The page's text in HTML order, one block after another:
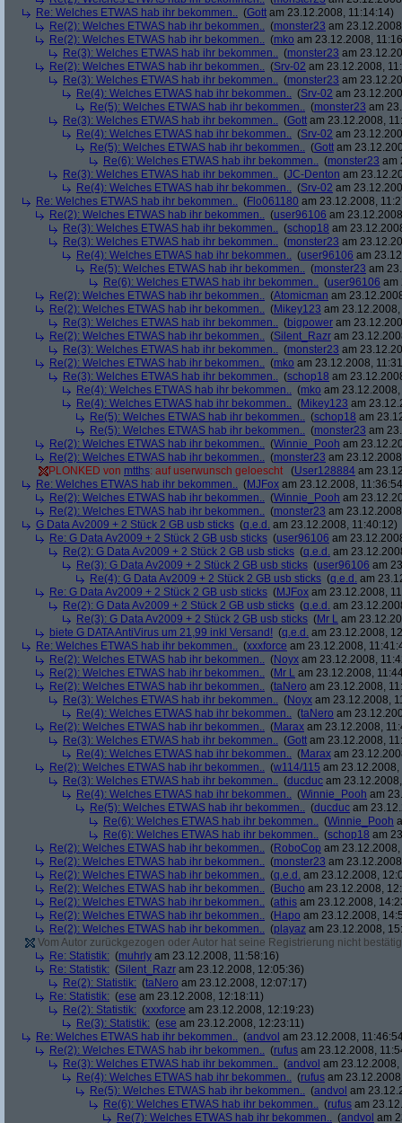
Re: Welches ETWAS hab ihr bekommen.. (Gott am 23.12.2008, 11:14:14)
Re(2): Welches ETWAS hab ihr bekommen.. (monster23 am
Re(2): Welches ETWAS hab ihr bekommen.. (mko am 23.12.2008,
Re(3): Welches ETWAS hab ihr bekommen.. (monster23 am
Re(2): Welches ETWAS hab ihr bekommen.. (Srv-02 am 23.12.2008,
Re(3): Welches ETWAS hab ihr bekommen.. (monster23 am
Re(4): Welches ETWAS hab ihr bekommen.. (Srv-02 am
Re(5): Welches ETWAS hab ihr bekommen.. (monster23 am
Re(3): Welches ETWAS hab ihr bekommen.. (Gott am 23.12.2008,
Re(4): Welches ETWAS hab ihr bekommen.. (Srv-02 am
Re(5): Welches ETWAS hab ihr bekommen.. (Gott am
Re(6): Welches ETWAS hab ihr bekommen.. (monster23 am
Re(3): Welches ETWAS hab ihr bekommen.. (JC-Denton am
Re(4): Welches ETWAS hab ihr bekommen.. (Srv-02 am
Re: Welches ETWAS hab ihr bekommen.. (Flo061180 am 23.12.2008,
Re(2): Welches ETWAS hab ihr bekommen.. (user96106 am
Re(3): Welches ETWAS hab ihr bekommen.. (schop18 am
Re(3): Welches ETWAS hab ihr bekommen.. (monster23 am
Re(4): Welches ETWAS hab ihr bekommen.. (user96106 am
Re(5): Welches ETWAS hab ihr bekommen.. (monster23 am
Re(6): Welches ETWAS hab ihr bekommen.. (user96106 am
Re(2): Welches ETWAS hab ihr bekommen.. (Atomicman am
Re(2): Welches ETWAS hab ihr bekommen.. (Mikey123 am
Re(3): Welches ETWAS hab ihr bekommen.. (bigpower am
Re(2): Welches ETWAS hab ihr bekommen.. (Silent_Razr am
Re(3): Welches ETWAS hab ihr bekommen.. (monster23 am
Re(2): Welches ETWAS hab ihr bekommen.. (mko am 23.12.2008,
Re(3): Welches ETWAS hab ihr bekommen.. (schop18 am
Re(4): Welches ETWAS hab ihr bekommen.. (mko am
Re(4): Welches ETWAS hab ihr bekommen.. (Mikey123 am
Re(5): Welches ETWAS hab ihr bekommen.. (schop18 am
Re(5): Welches ETWAS hab ihr bekommen.. (monster23 am
Re(2): Welches ETWAS hab ihr bekommen.. (Winnie_Pooh am
Re(2): Welches ETWAS hab ihr bekommen.. (monster23 am
PLONKED von mtths: auf userwunsch geloescht (User128884 am
Re: Welches ETWAS hab ihr bekommen.. (MJFox am 23.12.2008,
Re(2): Welches ETWAS hab ihr bekommen.. (Winnie_Pooh am
Re(2): Welches ETWAS hab ihr bekommen.. (monster23 am
G Data Av2009 + 2 Stück 2 GB usb sticks (q.e.d. am 23.12.2008, 11:40:12)
Re: G Data Av2009 + 2 Stück 2 GB usb sticks (user96106 am
Re(2): G Data Av2009 + 2 Stück 2 GB usb sticks (q.e.d. am
Re(3): G Data Av2009 + 2 Stück 2 GB usb sticks (user96106 am
Re(4): G Data Av2009 + 2 Stück 2 GB usb sticks (q.e.d. am
Re: G Data Av2009 + 2 Stück 2 GB usb sticks (MJFox am 23.12.2008,
Re(2): G Data Av2009 + 2 Stück 2 GB usb sticks (q.e.d. am
Re(3): G Data Av2009 + 2 Stück 2 GB usb sticks (Mr L am
biete G DATA AntiVirus um 21,99 inkl Versand! (q.e.d. am 23.12.2008,
Re: Welches ETWAS hab ihr bekommen.. (xxxforce am 23.12.2008,
Re(2): Welches ETWAS hab ihr bekommen.. (Noyx am 23.12.2008,
Re(2): Welches ETWAS hab ihr bekommen.. (Mr L am 23.12.2008,
Re(2): Welches ETWAS hab ihr bekommen.. (taNero am 23.12.2008,
Re(3): Welches ETWAS hab ihr bekommen.. (Noyx am 23.12.2008,
Re(4): Welches ETWAS hab ihr bekommen.. (taNero am
Re(2): Welches ETWAS hab ihr bekommen.. (Marax am 23.12.2008,
Re(3): Welches ETWAS hab ihr bekommen.. (Gott am 23.12.2008,
Re(4): Welches ETWAS hab ihr bekommen.. (Marax am
Re(2): Welches ETWAS hab ihr bekommen.. (w114/115 am 23.12.2008,
Re(3): Welches ETWAS hab ihr bekommen.. (ducduc am
Re(4): Welches ETWAS hab ihr bekommen.. (Winnie_Pooh am
Re(5): Welches ETWAS hab ihr bekommen.. (ducduc am
Re(6): Welches ETWAS hab ihr bekommen.. (Winnie_Pooh
Re(6): Welches ETWAS hab ihr bekommen.. (schop18 am
Re(2): Welches ETWAS hab ihr bekommen.. (RoboCop am
Re(2): Welches ETWAS hab ihr bekommen.. (monster23 am
Re(2): Welches ETWAS hab ihr bekommen.. (q.e.d. am 23.12.2008,
Re(2): Welches ETWAS hab ihr bekommen.. (Bucho am 23.12.2008,
Re(2): Welches ETWAS hab ihr bekommen.. (athis am 23.12.2008,
Re(2): Welches ETWAS hab ihr bekommen.. (Hapo am 23.12.2008,
Re(2): Welches ETWAS hab ihr bekommen.. (playaz am 23.12.2008,
Vom Autor zurückgezogen oder Autor hat seine Registrierung nicht
Re: Statistik: (muhrly am 23.12.2008, 11:58:16)
Re: Statistik: (Silent_Razr am 23.12.2008, 12:05:36)
Re(2): Statistik: (taNero am 23.12.2008, 12:07:17)
Re: Statistik: (ese am 23.12.2008, 12:18:11)
Re(2): Statistik: (xxxforce am 23.12.2008, 12:19:23)
Re(3): Statistik: (ese am 23.12.2008, 12:23:11)
Re: Welches ETWAS hab ihr bekommen.. (andvol am 23.12.2008,
Re(2): Welches ETWAS hab ihr bekommen.. (rufus am 23.12.2008,
Re(3): Welches ETWAS hab ihr bekommen.. (andvol am
Re(4): Welches ETWAS hab ihr bekommen.. (rufus am
Re(5): Welches ETWAS hab ihr bekommen.. (andvol am
Re(6): Welches ETWAS hab ihr bekommen.. (rufus am
Re(7): Welches ETWAS hab ihr bekommen.. (andvol am